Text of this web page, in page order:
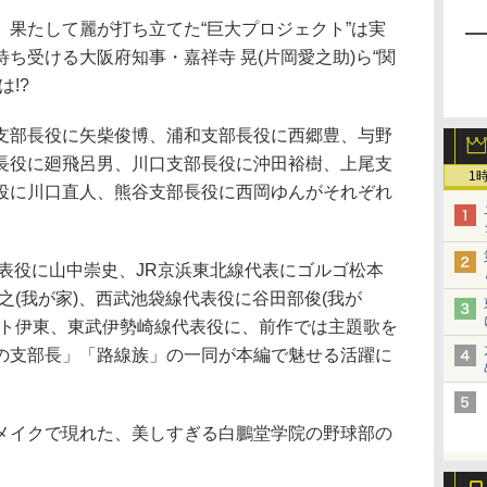
1
たして麗が打ち立てた“巨大プロジェクト”は実
受ける大阪府知事・嘉祥寺 晃(片岡愛之助)ら“関
!?
部長役に矢柴俊博、浦和支部長役に西郷豊、与野
役に廻飛呂男、川口支部長役に沖田裕樹、上尾支
に川口直人、熊谷支部長役に西岡ゆんがそれぞれ
役に山中崇史、JR京浜東北線代表にゴルゴ松本
(我が家)、西武池袋線代表役に谷田部俊(我が
伊東、東武伊勢崎線代表役に、前作では主題歌を
部長」「路線族」の一同が本編で魅せる活躍に
イクで現れた、美しすぎる白鵬堂学院の野球部の